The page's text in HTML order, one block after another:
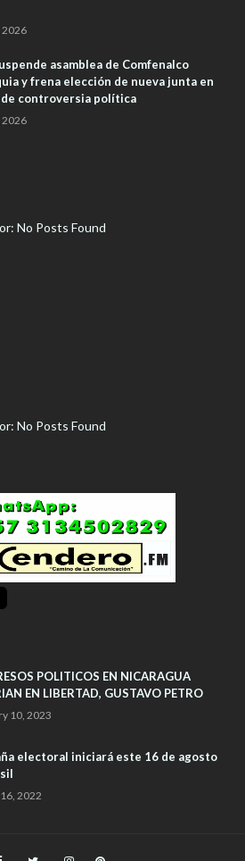
2026
asamblea de Comfenalco
y frena elección de nueva junta en
de controversia política
2026
No Posts Found
No Posts Found
POLITICOS EN NICARAGUA
EN LIBERTAD, GUSTAVO PETRO
10, 2023
electoral iniciará este 16 de agosto
2022